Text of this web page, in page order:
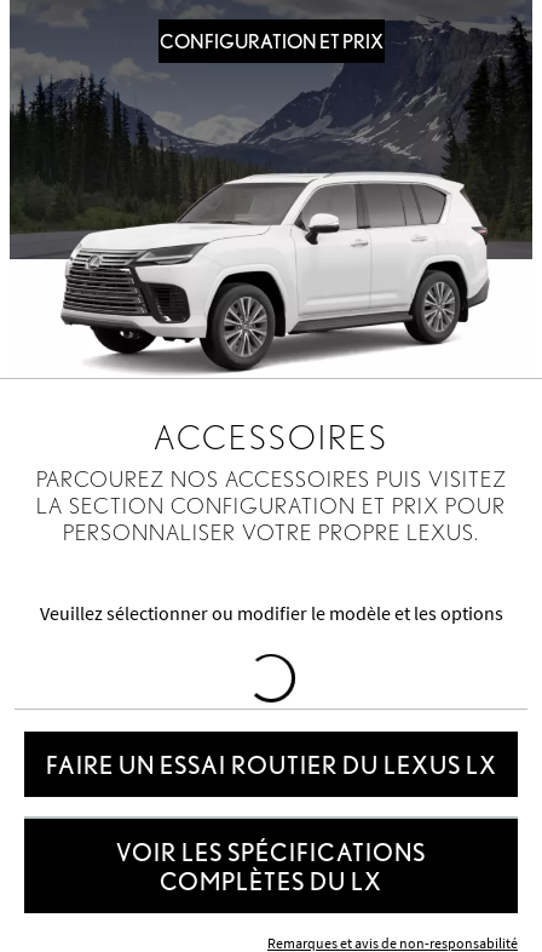
CONFIGURATION ET PRIX
ACCESSOIRES
PARCOUREZ NOS ACCESSOIRES PUIS VISITEZ
LA SECTION CONFIGURATION ET PRIX POUR
PERSONNALISER VOTRE PROPRE LEXUS.
Veuillez sélectionner ou modifier le modèle et les options
Loading
FAIRE UN ESSAI ROUTIER DU LEXUS LX
VOIR LES SPÉCIFICATIONS
COMPLÈTES DU LX
Remarques et avis de non-responsabilité